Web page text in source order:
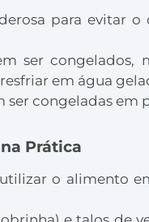
para evitar
ser
em água
congeladas em
Prática
o alimento